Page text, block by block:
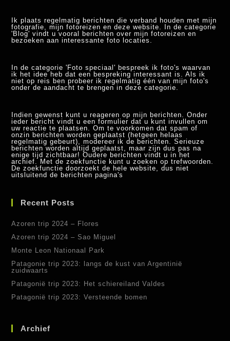
Ik plaats regelmatig berichten die verband houden met mijn
fotografie, mijn fotoreizen en deze website. In de categorie
'Blog' vindt u vooral berichten over mijn fotoreizen en
bezoeken aan interessante foto locaties.
In de categorie 'Foto speciaal' bespreek ik foto's waarvan
ik het idee heb dat een bespreking interessant is. Als ik
niet op reis ben probeer ik regelmatig één van mijn foto's
onder de aandacht te brengen in deze categorie.
Indien gewenst kunt u reageren op mijn berichten. Onder
ieder bericht vindt u een formulier dat u kunt invullen om
uw reactie te plaatsen. Om te voorkomen dat spam of
onzin berichten worden geplaatst (hetgeen helaas
regelmatig gebeurt), modereer ik de berichten. Serieuze
berichten worden altijd geplaatst, maar zijn dus pas na
enige tijd zichtbaar! Oudere berichten vindt u in het
archief. Met de zoekfunctie kunt u zoeken op trefwoorden.
De zoekfunctie doorzoekt de hele website, dus niet
uitsluitend de berichten pagina's
Recent Posts
Azoren trip 2024 – Flores
Azoren trip 2024 – Sao Miguel
Monte Leon Nationaal Park
Patagonie trip 2023: langs de kust van Argentinië
zuidwaarts
Patagonië trip 2023: Het schiereiland Valdes
Patagonië trip 2023: Versteende bomen
Archief